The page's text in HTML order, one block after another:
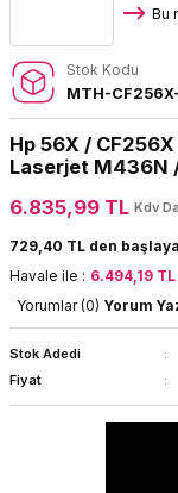
Bu
Stok Kodu
MTH-
Hp 56X /
Laserjet M436N
6.835,99 TL Kdv
729,40 TL den
Havale ile : 6.494,19 TL
Yorumlar (0) Yorum
Stok Adedi
Fiyat